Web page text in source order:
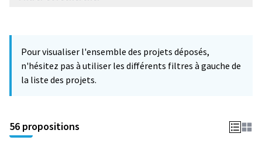
−
Pour visualiser l'ensemble des projets déposés,
n'hésitez pas à utiliser les différents filtres à gauche de
la liste des projets.
56 propositions